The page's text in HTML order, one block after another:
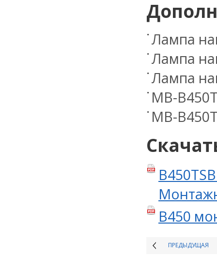
Лампа
Лампа
Лампа
MB-
MB-
B450
ПРЕДЫДУЩАЯ